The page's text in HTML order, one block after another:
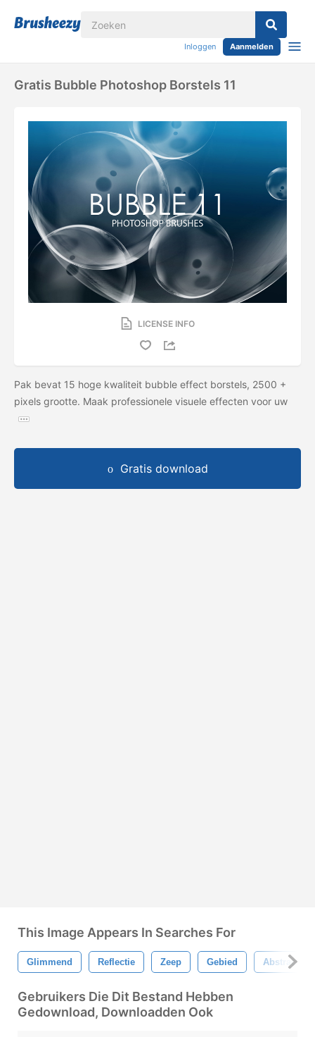
Inloggen Aanmelden
Gratis Bubble Photoshop Borstels 11
LICENSE INFO
Pak bevat 15 hoge kwaliteit bubble effect borstels, 2500 +
pixels grootte. Maak professionele visuele effecten voor uw
Gratis download
This Image Appears In Searches For
Glimmend Reflectie Zeep Gebied Abstract
Gebruikers Die Dit Bestand Hebben
Gedownload, Downloadden Ook